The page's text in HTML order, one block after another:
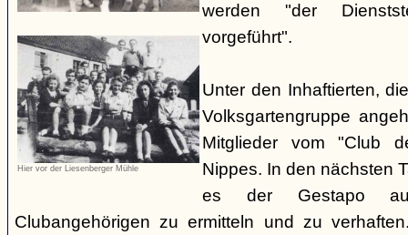
Hier vor der Liesenberger Mühle
werden "der
vorgeführt".
Unter den Inhaftierten,
Volksgartengruppe
Mitglieder vom "Club
Nippes. In den nächsten
es der Gestapo
Clubangehörigen zu ermitteln und zu